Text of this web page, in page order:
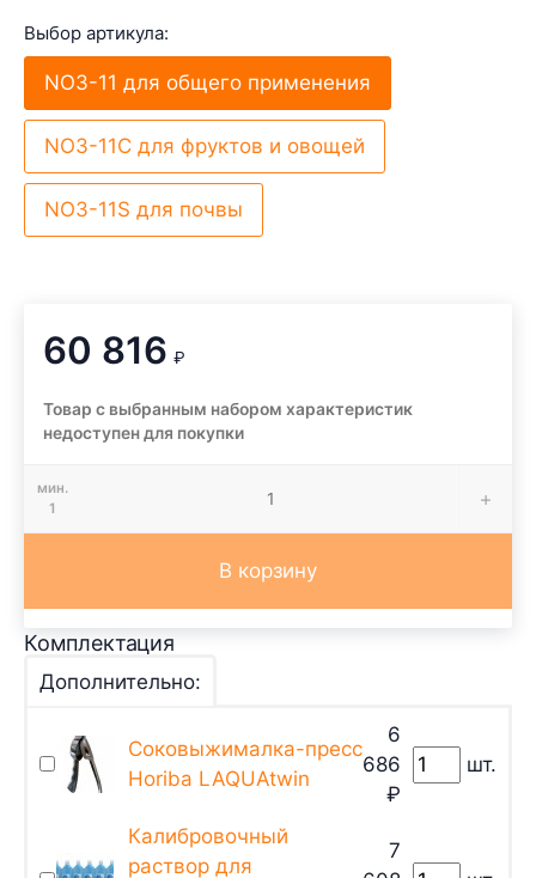
Выбор артикула:
NO3-11 для общего применения
NO3-11C для фруктов и овощей
NO3-11S для почвы
60 816 ₽
Товар с выбранным набором характеристик
недоступен для покупки
мин.
1
В корзину
Комплектация
Дополнительно:
Соковыжималка-пресс
Horiba LAQUAtwin
6
686
₽
шт.
Калибровочный
раствор для
7